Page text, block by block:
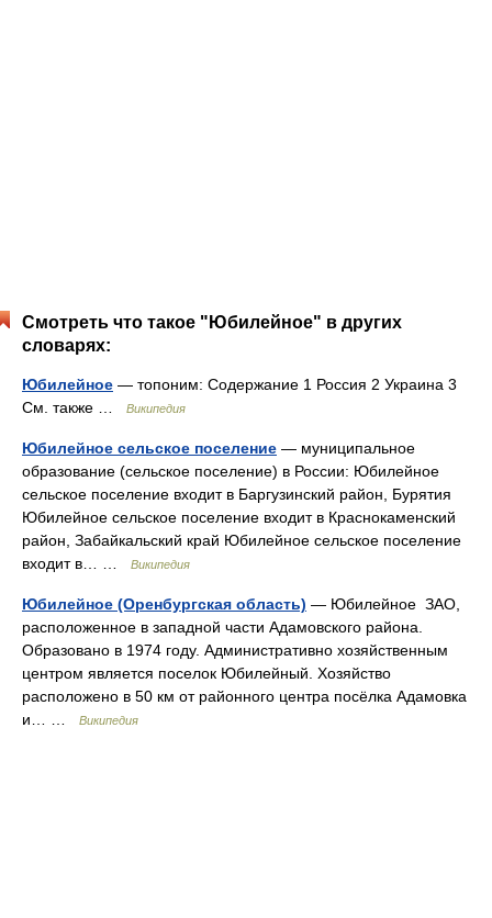
Смотреть что такое "Юбилейное" в других
словарях:
Юбилейное — топоним: Содержание 1 Россия 2 Украина 3
См. также …
Википедия
Юбилейное сельское поселение — муниципальное
образование (сельское поселение) в России: Юбилейное
сельское поселение входит в Баргузинский район, Бурятия
Юбилейное сельское поселение входит в Краснокаменский
район, Забайкальский край Юбилейное сельское поселение
входит в… …
Википедия
Юбилейное (Оренбургская область) — Юбилейное ЗАО,
расположенное в западной части Адамовского района.
Образовано в 1974 году. Административно хозяйственным
центром является поселок Юбилейный. Хозяйство
расположено в 50 км от районного центра посёлка Адамовка
и… …
Википедия